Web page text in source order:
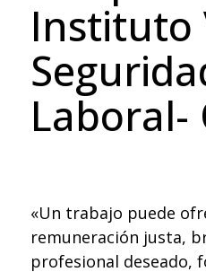
Instituto
Laboral-
«Un trabajo puede
remuneración justa,
profesional deseado,